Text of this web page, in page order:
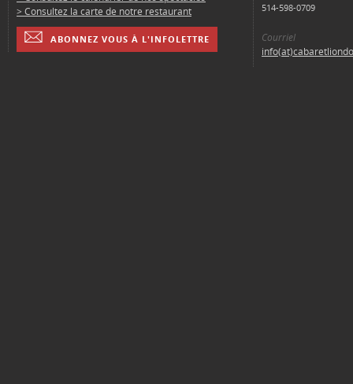
> Consultez la carte de notre restaurant
ABONNEZ VOUS À L'INFOLETTRE
514-598-0709
Courriel